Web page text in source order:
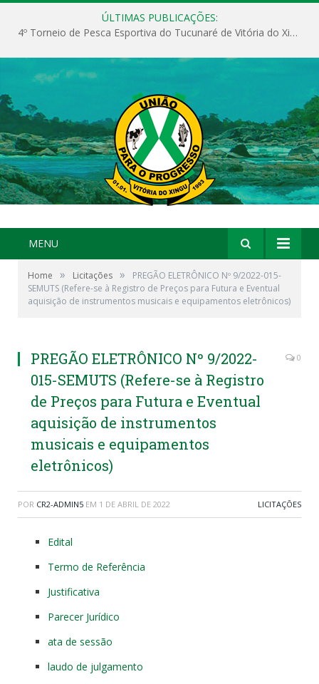
ÚLTIMAS PUBLICAÇÕES:
4º Torneio de Pesca Esportiva do Tucunaré de Vitória do Xingu
MENU
Home » Licitações »
PREGÃO ELETRÔNICO Nº 9/2022-015-
SEMUTS (Refere-se à Registro de Preços para Futura e Eventual
aquisição de instrumentos musicais e equipamentos eletrônicos)
PREGÃO ELETRÔNICO Nº 9/2022-
015-SEMUTS (Refere-se à Registro
de Preços para Futura e Eventual
aquisição de instrumentos
musicais e equipamentos
eletrônicos)
0
POR CR2-ADMIN5 EM 1 DE ABRIL DE 2022 LICITAÇÕES
Edital
Termo de Referência
Justificativa
Parecer Jurídico
ata de sessão
laudo de julgamento